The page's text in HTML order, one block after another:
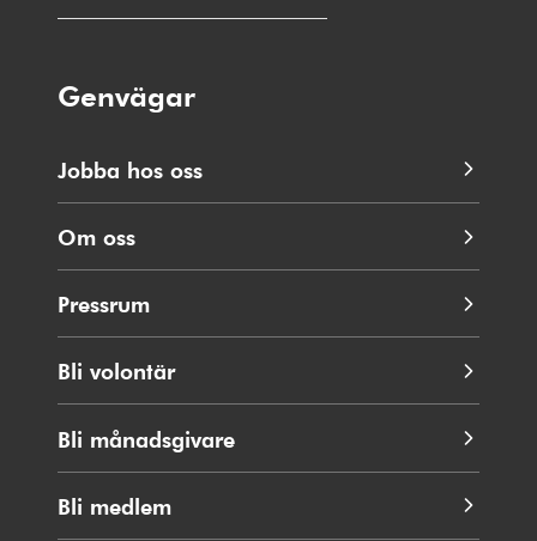
Genvägar
Jobba hos oss
Om oss
Pressrum
Bli volontär
Bli månadsgivare
Bli medlem